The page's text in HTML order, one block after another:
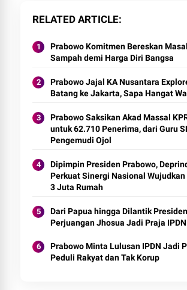
RELATED ARTICLE
Prabowo Komitmen Bereskan
Sampah demi Harga Diri Bangsa
Prabowo Jajal KA Nusantara
Batang ke Jakarta, Sapa Hangat
Prabowo Saksikan Akad Massal
untuk 62.710 Penerima, dari Guru
Pengemudi Ojol
Dipimpin Presiden Prabowo,
Perkuat Sinergi Nasional
3 Juta Rumah
Dari Papua hingga Dilantik
Perjuangan Jhosua Jadi Praja IPDN
Prabowo Minta Lulusan IPDN Jadi
Peduli Rakyat dan Tak Korup